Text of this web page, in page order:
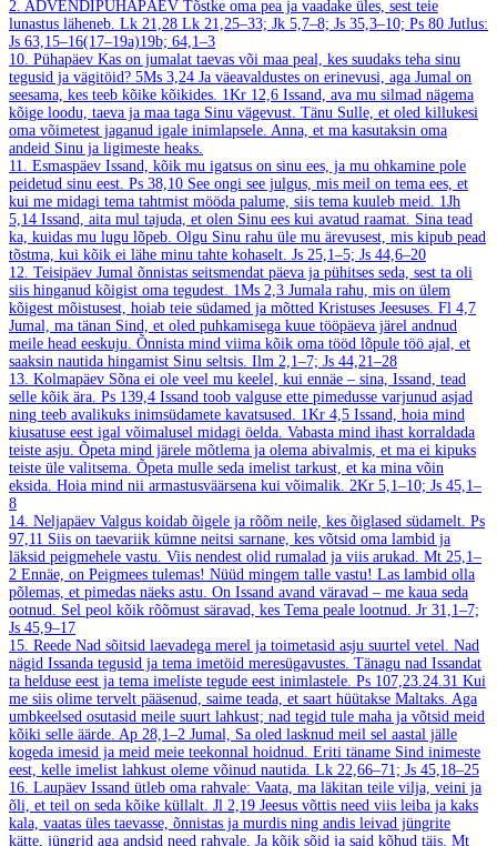
2. ADVENDIPÜHAPÄEV Tõstke oma pea ja vaadake üles, sest teie
lunastus läheneb. Lk 21,28 Lk 21,25–33; Jk 5,7–8; Js 35,3–10; Ps 80 Jutlus:
Js 63,15–16(17–19a)19b; 64,1–3
10. Pühapäev Kas on jumalat taevas või maa peal, kes suudaks teha sinu
tegusid ja vägitöid? 5Ms 3,24 Ja väeavaldustes on erinevusi, aga Jumal on
seesama, kes teeb kõike kõikides. 1Kr 12,6 Issand, ava mu silmad nägema
kõige loodu, taeva ja maa taga Sinu vägevust. Tänu Sulle, et oled killukesi
oma võimetest jaganud igale inimlapsele. Anna, et ma kasutaksin oma
andeid Sinu ja ligimeste heaks.
11. Esmaspäev Issand, kõik mu igatsus on sinu ees, ja mu ohkamine pole
peidetud sinu eest. Ps 38,10 See ongi see julgus, mis meil on tema ees, et
kui me midagi tema tahtmist mööda palume, siis tema kuuleb meid. 1Jh
5,14 Issand, aita mul tajuda, et olen Sinu ees kui avatud raamat. Sina tead
ka, kuidas mu lugu lõpeb. Olgu Sinu rahu üle mu ärevusest, mis kipub pead
tõstma, kui kõik ei lähe minu tahte kohaselt. Js 25,1–5; Js 44,6–20
12. Teisipäev Jumal õnnistas seitsmendat päeva ja pühitses seda, sest ta oli
siis hinganud kõigist oma tegudest. 1Ms 2,3 Jumala rahu, mis on ülem
kõigest mõistusest, hoiab teie südamed ja mõtted Kristuses Jeesuses. Fl 4,7
Jumal, ma tänan Sind, et oled puhkamisega kuue tööpäeva järel andnud
meile head eeskuju. Õnnista mind viima kõik oma tööd lõpule töö ajal, et
saaksin nautida hingamist Sinu seltsis. Ilm 2,1–7; Js 44,21–28
13. Kolmapäev Sõna ei ole veel mu keelel, kui ennäe – sina, Issand, tead
selle kõik ära. Ps 139,4 Issand toob valguse ette pimedusse varjunud asjad
ning teeb avalikuks inimsüdamete kavatsused. 1Kr 4,5 Issand, hoia mind
kiusatuse eest igal võimalusel midagi öelda. Vabasta mind ihast korraldada
teiste asju. Õpeta mind järele mõtlema ja olema abivalmis, et ma ei kipuks
teiste üle valitsema. Õpeta mulle seda imelist tarkust, et ka mina võin
eksida. Hoia mind nii armastusväärsena kui võimalik. 2Kr 5,1–10; Js 45,1–
8
14. Neljapäev Valgus koidab õigele ja rõõm neile, kes õiglased südamelt. Ps
97,11 Siis on taevariik kümne neitsi sarnane, kes võtsid oma lambid ja
läksid peigmehele vastu. Viis nendest olid rumalad ja viis arukad. Mt 25,1–
2 Ennäe, on Peigmees tulemas! Nüüd mingem talle vastu! Las lambid olla
põlemas, et pimedas näeks astu. On Issand avand väravad – me kaua seda
ootnud. Sel peol kõik rõõmust säravad, kes Tema peale lootnud. Jr 31,1–7;
Js 45,9–17
15. Reede Nad sõitsid laevadega merel ja toimetasid asju suurtel vetel. Nad
nägid Issanda tegusid ja tema imetöid meresügavustes. Tänagu nad Issandat
ta helduse eest ja tema imeliste tegude eest inimlastele. Ps 107,23.24.31 Kui
me siis olime tervelt pääsenud, saime teada, et saart hüütakse Maltaks. Aga
umbkeelsed osutasid meile suurt lahkust; nad tegid tule maha ja võtsid meid
kõiki selle äärde. Ap 28,1–2 Jumal, Sa oled lasknud meil sel aastal jälle
kogeda imesid ja meid meie teekonnal hoidnud. Eriti täname Sind inimeste
eest, kelle imelist lahkust oleme võinud nautida. Lk 22,66–71; Js 45,18–25
16. Laupäev Issand ütleb oma rahvale: Vaata, ma läkitan teile vilja, veini ja
õli, et teil on seda kõike küllalt. Jl 2,19 Jeesus võttis need viis leiba ja kaks
kala, vaatas üles taevasse, õnnistas ja murdis ning andis leivad jüngrite
kätte, jüngrid aga andsid need rahvale. Ja kõik sõid ja said kõhud täis. Mt